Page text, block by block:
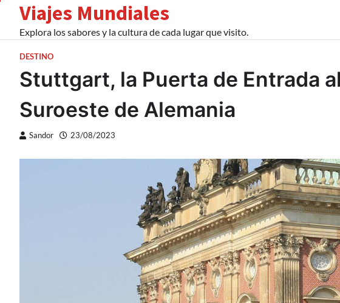
content
Viajes Mundiales
Explora los sabores y la cultura de cada lugar que visito.
DESTINO
Stuttgart, la Puerta de Entrada
Suroeste de Alemania
Sandor 23/08/2023